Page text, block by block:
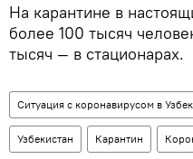
На карантине в
более 100 тысяч
тысяч — в стационарах.
Ситуация с коронавирусом в
Узбекистан Карантин